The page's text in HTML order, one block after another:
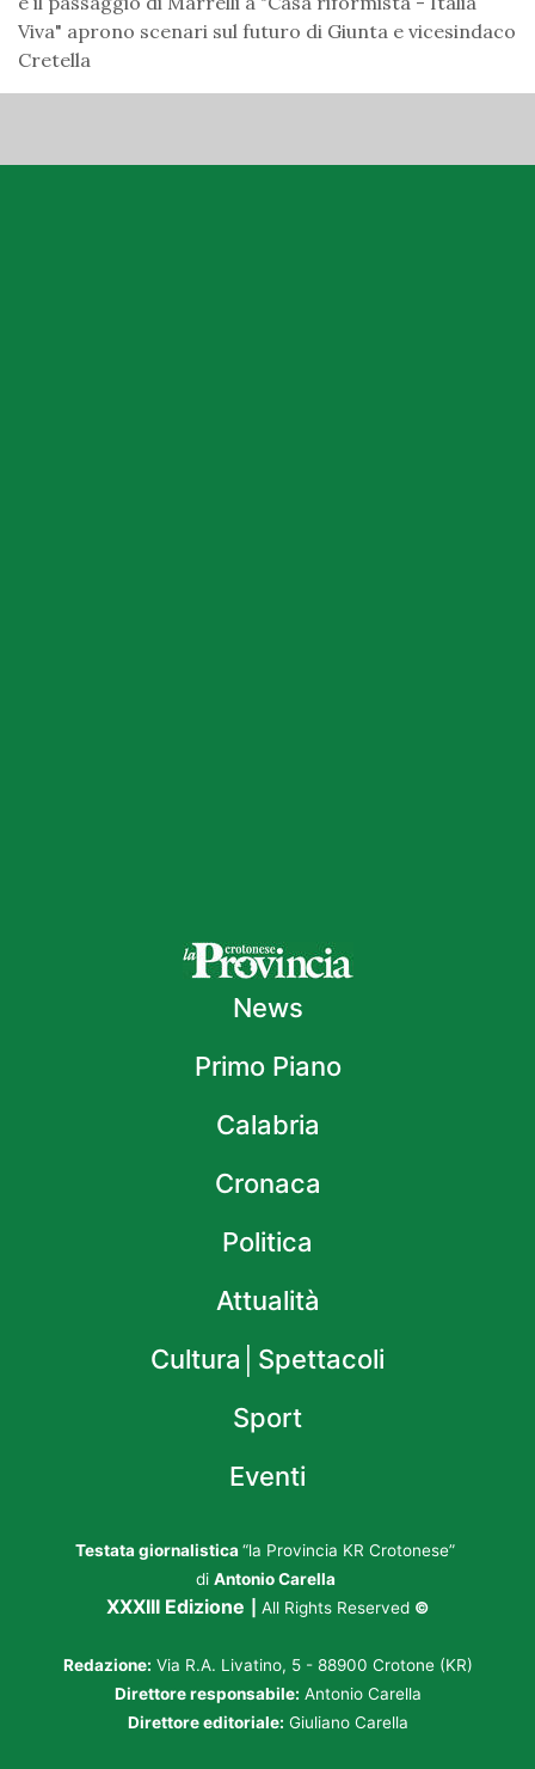
Viva" aprono scenari sul futuro di Giunta e vicesindaco
Cretella
News
Primo Piano
Calabria
Cronaca
Politica
Attualità
Cultura│Spettacoli
Sport
Eventi
Testata giornalistica “la Provincia KR Crotonese”
di Antonio Carella
XXXIII Edizione All Rights Reserved ©
Redazione: Via R.A. Livatino, 5 - 88900 Crotone (KR)
Direttore responsabile: Antonio Carella
Direttore editoriale: Giuliano Carella